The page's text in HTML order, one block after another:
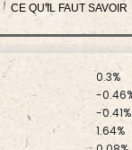
CE QU'IL FAUT SAVOIR
0.17%
1.99%
0.3%
-0.46%
-0.41%
1.64%
0.08%
-0.09%